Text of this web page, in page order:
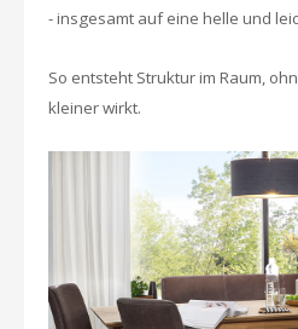
- insgesamt auf eine helle und
So entsteht Struktur im Raum,
kleiner wirkt.